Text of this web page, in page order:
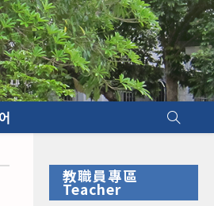
教職員專區
Teacher